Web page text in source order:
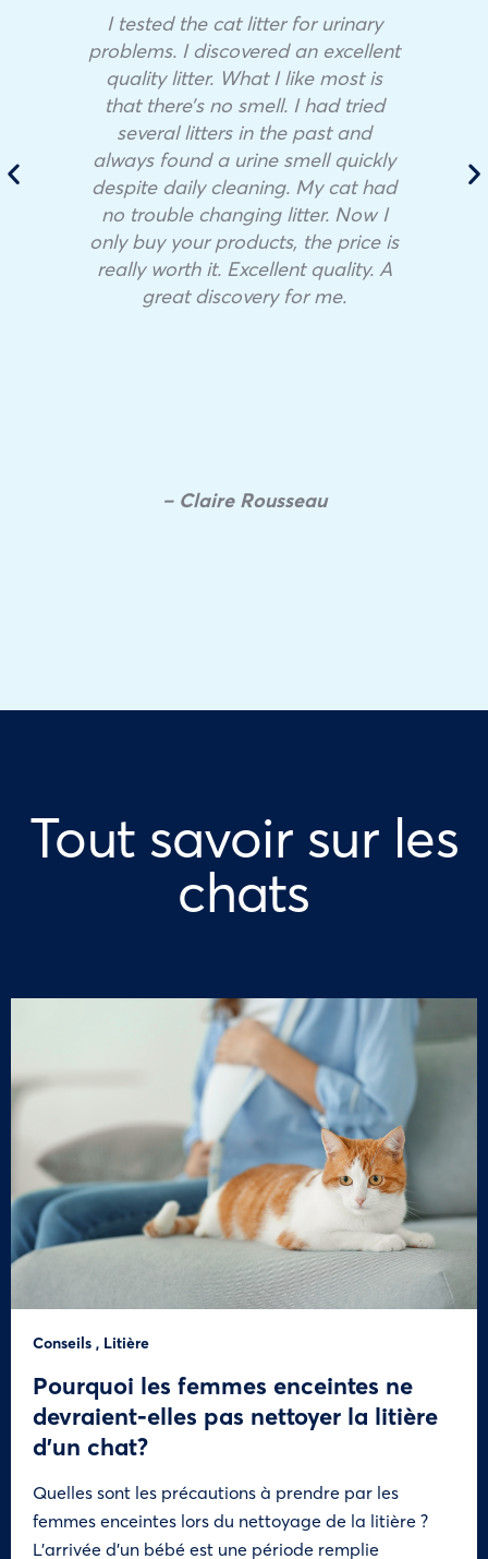
I tested the cat litter for urinary
problems. I discovered an excellent
quality litter. What I like most is
that there’s no smell. I had tried
several litters in the past and
always found a urine smell quickly
despite daily cleaning. My cat had
no trouble changing litter. Now I
only buy your products, the price is
really worth it. Excellent quality. A
great discovery for me.
– Claire Rousseau
Tout savoir sur les
chats
Conseils , Litière
Pourquoi les femmes enceintes ne
devraient-elles pas nettoyer la litière
d’un chat?
Quelles sont les précautions à prendre par les
femmes enceintes lors du nettoyage de la litière ?
L’arrivée d’un bébé est une période remplie